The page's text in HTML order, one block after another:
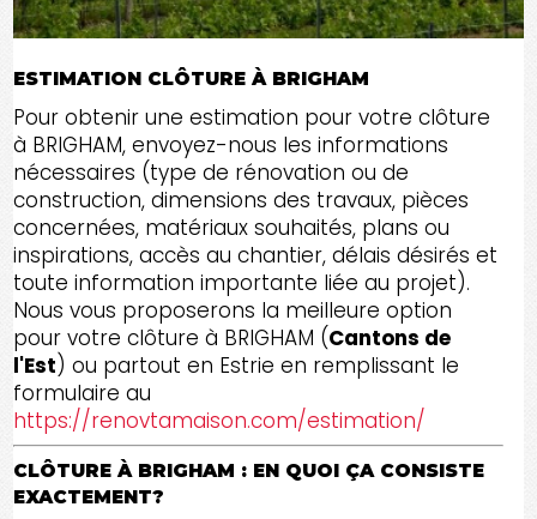
ESTIMATION CLÔTURE À BRIGHAM
Pour obtenir une estimation pour votre clôture
à BRIGHAM, envoyez-nous les informations
nécessaires (type de rénovation ou de
construction, dimensions des travaux, pièces
concernées, matériaux souhaités, plans ou
inspirations, accès au chantier, délais désirés et
toute information importante liée au projet).
Nous vous proposerons la meilleure option
pour votre clôture à BRIGHAM (Cantons de
l'Est) ou partout en Estrie en remplissant le
formulaire au
https://renovtamaison.com/estimation/
CLÔTURE À BRIGHAM : EN QUOI ÇA CONSISTE
EXACTEMENT?